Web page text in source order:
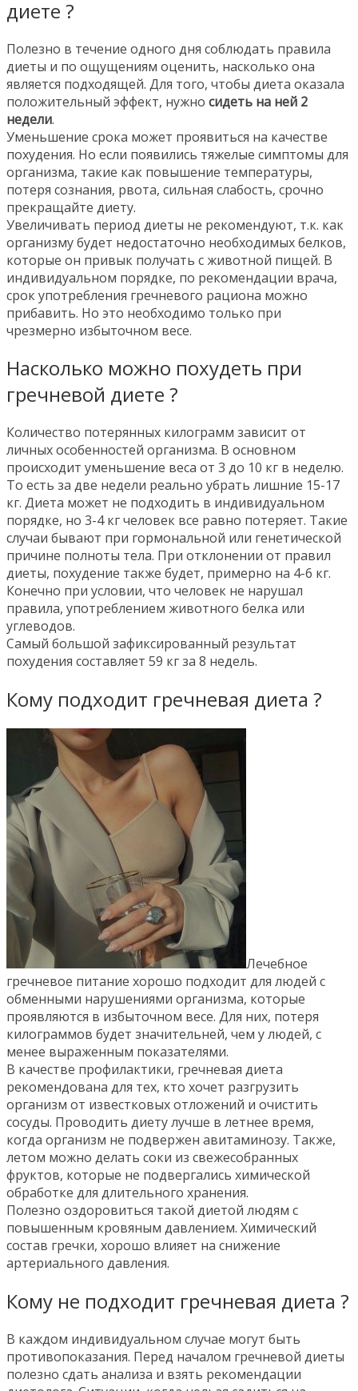
диете ?
Полезно в течение одного дня соблюдать правила
диеты и по ощущениям оценить, насколько она
является подходящей. Для того, чтобы диета оказала
положительный эффект, нужно сидеть на ней 2
недели.
Уменьшение срока может проявиться на качестве
похудения. Но если появились тяжелые симптомы для
организма, такие как повышение температуры,
потеря сознания, рвота, сильная слабость, срочно
прекращайте диету.
Увеличивать период диеты не рекомендуют, т.к. как
организму будет недостаточно необходимых белков,
которые он привык получать с животной пищей. В
индивидуальном порядке, по рекомендации врача,
срок употребления гречневого рациона можно
прибавить. Но это необходимо только при
чрезмерно избыточном весе.
Насколько можно похудеть при
гречневой диете ?
Количество потерянных килограмм зависит от
личных особенностей организма. В основном
происходит уменьшение веса от 3 до 10 кг в неделю.
То есть за две недели реально убрать лишние 15-17
кг. Диета может не подходить в индивидуальном
порядке, но 3-4 кг человек все равно потеряет. Такие
случаи бывают при гормональной или генетической
причине полноты тела. При отклонении от правил
диеты, похудение также будет, примерно на 4-6 кг.
Конечно при условии, что человек не нарушал
правила, употреблением животного белка или
углеводов.
Самый большой зафиксированный результат
похудения составляет 59 кг за 8 недель.
Кому подходит гречневая диета ?
Лечебное
гречневое питание хорошо подходит для людей с
обменными нарушениями организма, которые
проявляются в избыточном весе. Для них, потеря
килограммов будет значительней, чем у людей, с
менее выраженным показателями.
В качестве профилактики, гречневая диета
рекомендована для тех, кто хочет разгрузить
организм от известковых отложений и очистить
сосуды. Проводить диету лучше в летнее время,
когда организм не подвержен авитаминозу. Также,
летом можно делать соки из свежесобранных
фруктов, которые не подвергались химической
обработке для длительного хранения.
Полезно оздоровиться такой диетой людям с
повышенным кровяным давлением. Химический
состав гречки, хорошо влияет на снижение
артериального давления.
Кому не подходит гречневая диета ?
В каждом индивидуальном случае могут быть
противопоказания. Перед началом гречневой диеты
полезно сдать анализа и взять рекомендации